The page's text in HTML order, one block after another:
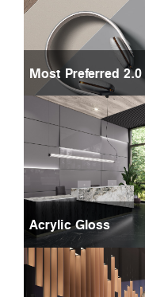
Most Preferred 2.0
Acrylic Gloss